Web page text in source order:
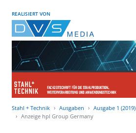
REALISIERT VON
Stahl + Technik Ausgaben
Ausgabe 1 (2019)
Anzeige hpl Group Germany